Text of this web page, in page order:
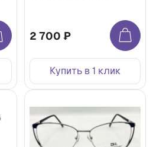
2 700 ₽
Купить в 1 клик